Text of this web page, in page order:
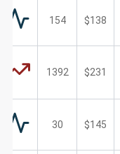
$138
154
$231
1392
$145
30